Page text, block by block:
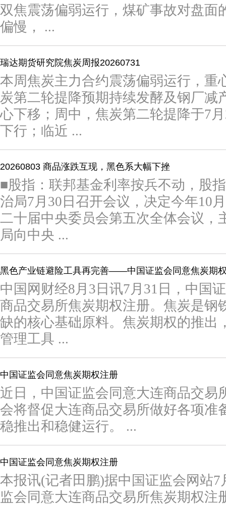
双焦震荡偏弱运行，煤矿事故对盘面
偏慢， ...
瑞达期货研究院焦炭周报20260731
本周焦炭主力合约震荡偏弱运行，重
炭第二轮提降预期持续发酵及钢厂减
心下移；周中，焦炭第二轮提降于7
下行；临近 ...
20260803 商品涨跌互现，黑色系大幅下挫
■股指：联邦基金利率按兵不动，股
治局7月30日召开会议，决定今年10
二十届中央委员会第五次全体会议，
局向中央 ...
黑色产业链避险工具再完善——中国证监会同意焦炭期
中国网财经8月3日讯7月31日，中国
商品交易所焦炭期权注册。焦炭是钢
缺的核心基础原料。焦炭期权的推出
管理工具 ...
中国证监会同意焦炭期权注册
近日，中国证监会同意大连商品交易
会将督促大连商品交易所做好各项准
稳推出和稳健运行。 ...
中国证监会同意焦炭期权注册
本报讯(记者田鹏)据中国证监会网站
监会同意大连商品交易所焦炭期权注